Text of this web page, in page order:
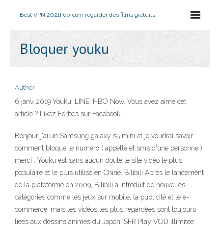
Best VPN 2021Pop-corn regarder des films gratuits
Bloquer youku
Author
6 janv. 2019 Youku; LINE; HBO Now. Vous avez aimé cet
article ? Likez Forbes sur Facebook.
Bonjour j'ai un Samsung galaxy s5 mini et je voudrai savoir
comment bloque le numéro ( appelle et sms d'une personne )
merci . Youku est sans aucun doute le site vidéo le plus
populaire et le plus utilisé en Chine. Bilibili Après le lancement
de la plateforme en 2009, Bilibili a introduit de nouvelles
catégories comme les jeux sur mobile, la publicité et le e-
commerce, mais les vidéos les plus regardées sont toujours
liées aux dessins animés du Japon. SFR Play VOD illimitée